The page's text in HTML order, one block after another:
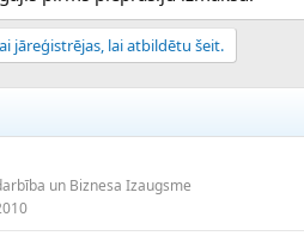
jāreģistrējas, lai atbildētu šeit.
un Biznesa Izaugsme